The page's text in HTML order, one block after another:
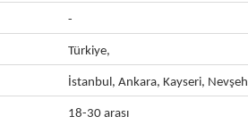
-
Türkiye,
İstanbul, Ankara, Kayseri,
18-30 arası